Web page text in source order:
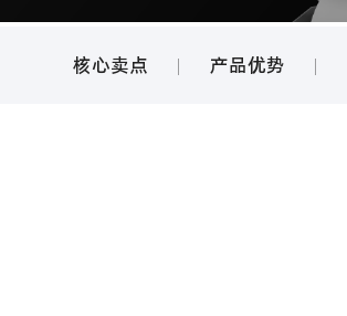
核心卖点 产品优势